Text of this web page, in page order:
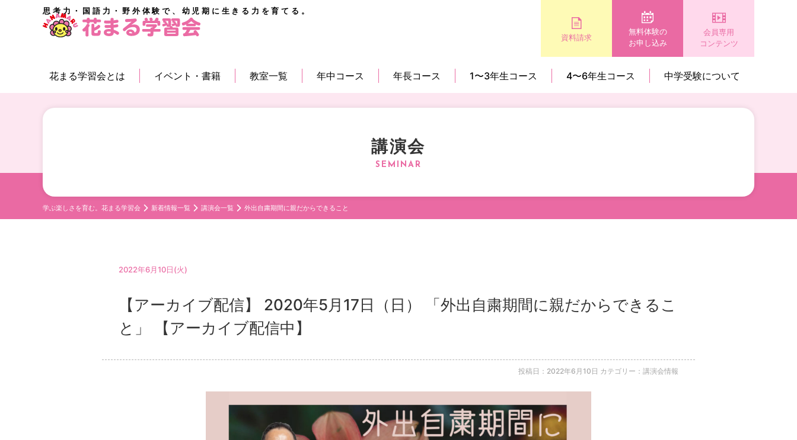
思考力・国語力・野外体験で、幼児期に生きる力を育てる。
資料請求
無料体験の
お申し込み
会員専用
コンテンツ
花まる学習会とは イベント・書籍 教室一覧 年中コース 年長コース 1〜3年生コース 4〜6年生コース 中学受験について
講演会
学ぶ楽しさを育む。花まる学習会 新着情報一覧 講演会一覧 外出自粛期間に親だからできること
2022年6月10日(火)
【アーカイブ配信】 2020年5月17日（日） 「外出自粛期間に親だからできるこ
と」 【アーカイブ配信中】
投稿日：2022年6月10日 カテゴリー：講演会情報